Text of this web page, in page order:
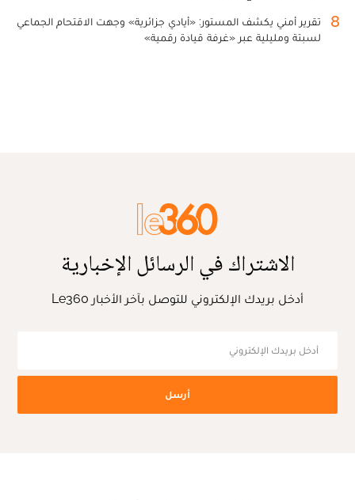
8
تقرير أمني يكشف المستور: «أيادي جزائرية» وجهت الاقتحام الجماعي
لسبتة ومليلية عبر «غرفة قيادة رقمية»
الاشتراك في الرسائل الإخبارية
أدخل بريدك الإلكتروني للتوصل بآخر الأخبار Le360
أرسل